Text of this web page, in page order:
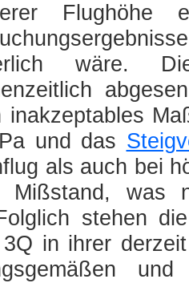
wäre.
inakzeptables
und das
als auch bei
Mißstand, was
stehen
3Q in ihrer
und